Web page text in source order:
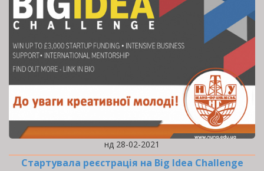
нд 28-02-2021
Стартувала реєстрація на Big Idea Challenge